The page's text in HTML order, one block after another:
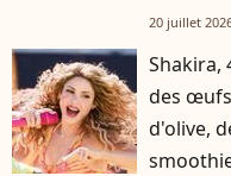
20 juillet
Shakira,
des
d'olive,